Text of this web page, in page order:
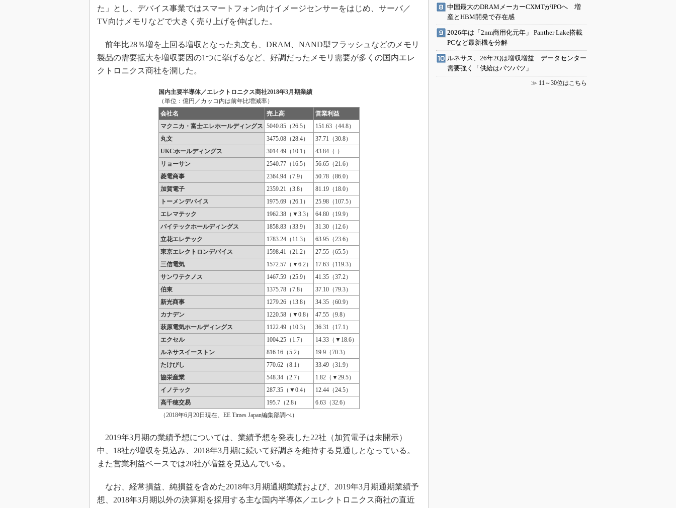
た」とし、デバイス事業ではスマートフォン向けイメージセンサーをはじめ、サーバ／
TV向けメモリなどで大きく売り上げを伸ばした。
前年比28％増を上回る増収となった丸文も、DRAM、NAND型フラッシュなどのメモリ
製品の需要拡大を増収要因の1つに挙げるなど、好調だったメモリ需要が多くの国内エレ
クトロニクス商社を潤した。
国内主要半導体／エレクトロニクス商社2018年3月期業績
（単位：億円／カッコ内は前年比増減率）
会社名
売上高
営業利益
マクニカ・富士エレホールディングス 5040.85（26.5）
151.63（44.8）
丸文
3475.08（28.4）
37.71（30.8）
UKCホールディングス
3014.49（10.1）
43.84（-）
リョーサン
2540.77（16.5）
56.65（21.6）
菱電商事
2364.94（7.9）
50.78（86.0）
加賀電子
2359.21（3.8）
81.19（18.0）
トーメンデバイス
1975.69（26.1）
25.98（107.5）
エレマテック
1962.38（▼3.3）
64.80（19.9）
バイテックホールディングス
1858.83（33.9）
31.30（12.6）
立花エレテック
1783.24（11.3）
63.95（23.6）
東京エレクトロンデバイス
1598.41（21.2）
27.55（65.5）
三信電気
1572.57（▼6.2）
17.63（119.3）
サンワテクノス
1467.59（25.9）
41.35（37.2）
伯東
1375.78（7.8）
37.10（79.3）
新光商事
1279.26（13.8）
34.35（60.9）
カナデン
1220.58（▼0.8）
47.55（9.8）
萩原電気ホールディングス
1122.49（10.3）
36.31（17.1）
エクセル
1004.25（1.7）
14.33（▼18.6）
ルネサスイーストン
816.16（5.2）
19.9（70.3）
たけびし
770.62（8.1）
33.49（31.9）
協栄産業
548.34（2.7）
1.82（▼29.5）
イノテック
287.35（▼0.4）
12.44（24.5）
高千穂交易
195.7（2.8）
6.63（32.6）
（2018年6月20日現在、EE Times Japan編集部調べ）
2019年3月期の業績予想については、業績予想を発表した22社（加賀電子は未開示）
中、18社が増収を見込み、2018年3月期に続いて好調さを維持する見通しとなっている。
また営業利益ベースでは20社が増益を見込んでいる。
なお、経常損益、純損益を含めた2018年3月期通期業績および、2019年3月期通期業績予
想、2018年3月期以外の決算期を採用する主な国内半導体／エレクトロニクス商社の直近
中国最大のDRAMメーカーCXMTがIPOへ 増
産とHBM開発で存在感
2026年は「2nm商用化元年」 Panther Lake搭載
PCなど最新機を分解
ルネサス、26年2Qは増収増益 データセンター
需要強く「供給はパツパツ」
≫ 11～30位はこちら